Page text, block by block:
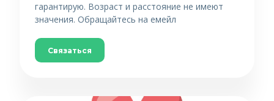
гарантирую. Возраст и расстояние не имеют
значения. Обращайтесь на емейл
Связаться